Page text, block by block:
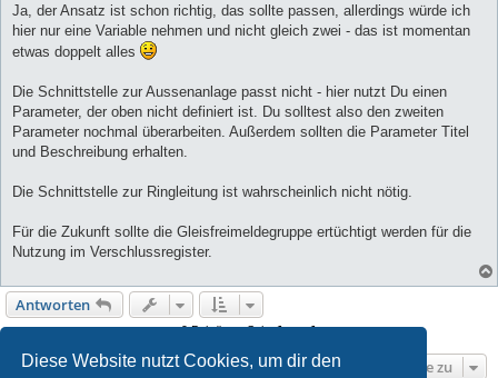
Diese Website nutzt Cookies, um dir den
i
r
a
g
Ja, der Ansatz ist schon richtig, das sollte passen, allerdings würde ich
hier nur eine Variable nehmen und nicht gleich zwei - das ist momentan
etwas doppelt alles
Die Schnittstelle zur Aussenanlage passt nicht - hier nutzt Du einen
Parameter, der oben nicht definiert ist. Du solltest also den zweiten
Parameter nochmal überarbeiten. Außerdem sollten die Parameter Titel
und Beschreibung erhalten.
Die Schnittstelle zur Ringleitung ist wahrscheinlich nicht nötig.
Für die Zukunft sollte die Gleisfreimeldegruppe ertüchtigt werden für die
Nutzung im Verschlussregister.
Antworten
9 Beiträge • Seite1von1
Gehe zu